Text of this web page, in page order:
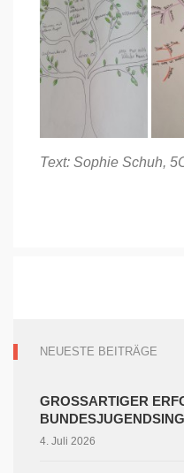
Text: Sophie Schuh,
NEUESTE BEITRÄGE
GROSSARTIGER
4. Juli 2026